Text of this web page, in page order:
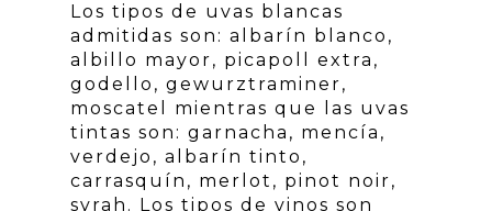
Los tipos de uvas blancas
admitidas son: albarín blanco,
albillo mayor, picapoll extra,
godello, gewurztraminer,
moscatel mientras que las uvas
tintas son: garnacha, mencía,
verdejo, albarín tinto,
carrasquín, merlot, pinot noir,
syrah. Los tipos de vinos son